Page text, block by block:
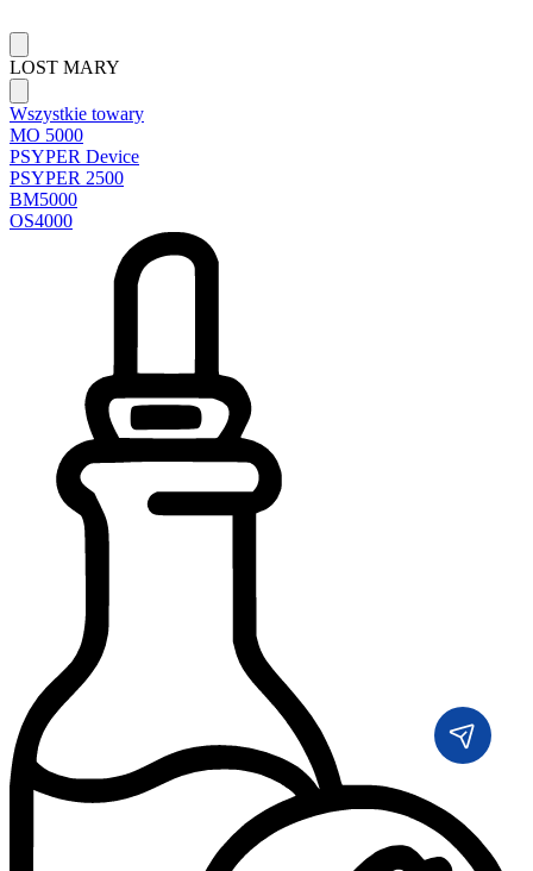
LOST MARY
Wszystkie towary
MO 5000
PSYPER Device
PSYPER 2500
BM5000
OS4000